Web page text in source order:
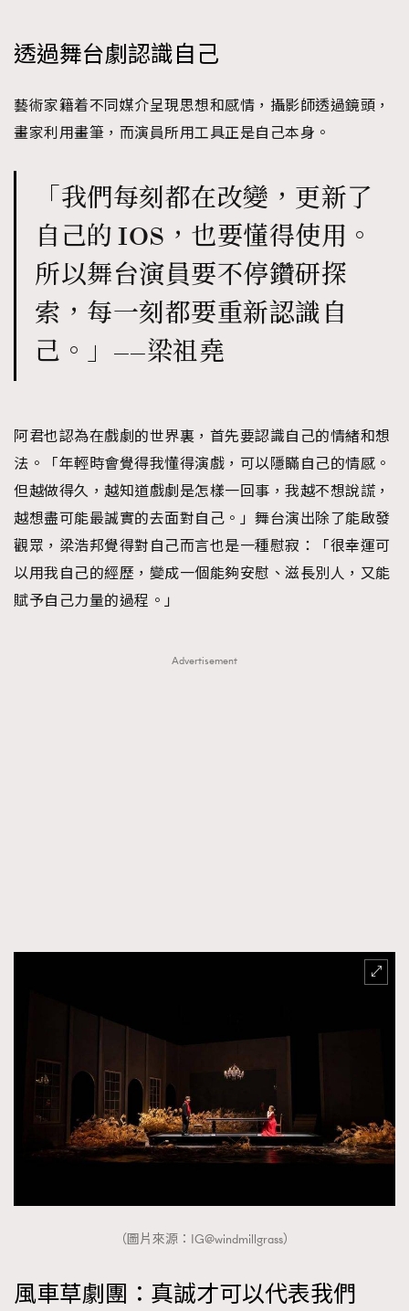
透過舞台劇認識自己
藝術家籍着不同媒介呈現思想和感情，攝影師透過鏡頭，
畫家利用畫筆，而演員所用工具正是自己本身。
「我們每刻都在改變，更新了
自己的 IOS，也要懂得使用。
所以舞台演員要不停鑽研探
索，每一刻都要重新認識自
己。」——梁祖堯
阿君也認為在戲劇的世界裏，首先要認識自己的情緒和想
法。「年輕時會覺得我懂得演戲，可以隱瞞自己的情感。
但越做得久，越知道戲劇是怎樣一回事，我越不想說謊，
越想盡可能最誠實的去面對自己。」舞台演出除了能啟發
觀眾，梁浩邦覺得對自己而言也是一種慰寂：「很幸運可
以用我自己的經歷，變成一個能夠安慰、滋長別人，又能
賦予自己力量的過程。」
Advertisement
（圖片來源：IG@windmillgrass）
風車草劇團：真誠才可以代表我們